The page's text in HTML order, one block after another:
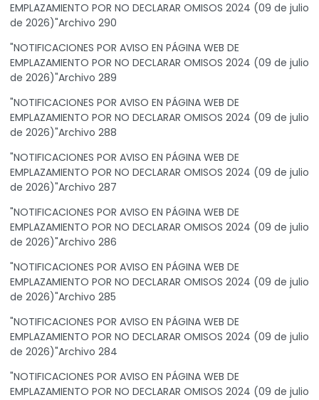
EMPLAZAMIENTO POR NO DECLARAR OMISOS 2024 (09 de julio
de 2026)"Archivo 290
"NOTIFICACIONES POR AVISO EN PÁGINA WEB DE
EMPLAZAMIENTO POR NO DECLARAR OMISOS 2024 (09 de julio
de 2026)"Archivo 289
"NOTIFICACIONES POR AVISO EN PÁGINA WEB DE
EMPLAZAMIENTO POR NO DECLARAR OMISOS 2024 (09 de julio
de 2026)"Archivo 288
"NOTIFICACIONES POR AVISO EN PÁGINA WEB DE
EMPLAZAMIENTO POR NO DECLARAR OMISOS 2024 (09 de julio
de 2026)"Archivo 287
"NOTIFICACIONES POR AVISO EN PÁGINA WEB DE
EMPLAZAMIENTO POR NO DECLARAR OMISOS 2024 (09 de julio
de 2026)"Archivo 286
"NOTIFICACIONES POR AVISO EN PÁGINA WEB DE
EMPLAZAMIENTO POR NO DECLARAR OMISOS 2024 (09 de julio
de 2026)"Archivo 285
"NOTIFICACIONES POR AVISO EN PÁGINA WEB DE
EMPLAZAMIENTO POR NO DECLARAR OMISOS 2024 (09 de julio
de 2026)"Archivo 284
"NOTIFICACIONES POR AVISO EN PÁGINA WEB DE
EMPLAZAMIENTO POR NO DECLARAR OMISOS 2024 (09 de julio